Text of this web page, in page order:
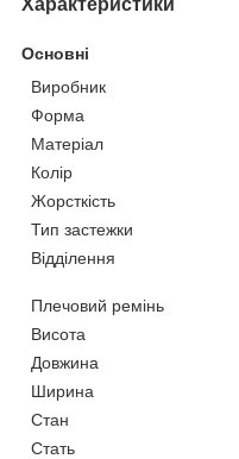
Основні
Виробник
Форма
Матеріал
Колір
Жорсткість
Тип застежки
Відділення
Плечовий ремінь
Висота
Довжина
Ширина
Стан
Стать